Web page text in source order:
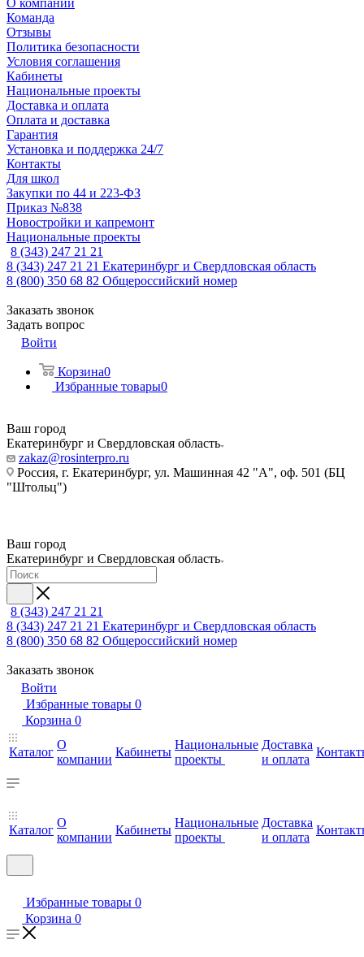
О компании
Команда
Отзывы
Политика безопасности
Условия соглашения
Кабинеты
Национальные проекты
Доставка и оплата
Оплата и доставка
Гарантия
Установка и поддержка 24/7
Контакты
Для школ
Закупки по 44 и 223-ФЗ
Приказ №838
Новостройки и капремонт
Национальные проекты
8 (343) 247 21 21
8 (343) 247 21 21 Екатеринбург и Свердловская область
8 (800) 350 68 82 Общероссийский номер
Заказать звонок
Задать вопрос
Войти
Корзина0
Избранные товары0
Ваш город
Екатеринбург и Свердловская область
zakaz@rosinterpro.ru
Россия, г. Екатеринбург, ул. Машинная 42 "А", оф. 501 (БЦ
"Штольц")
Ваш город
Екатеринбург и Свердловская область
8 (343) 247 21 21
8 (343) 247 21 21 Екатеринбург и Свердловская область
8 (800) 350 68 82 Общероссийский номер
Заказать звонок
Войти
Избранные товары 0
Корзина 0
Каталог
О
компании
Кабинеты
Национальные
проекты
Доставка
и оплата
Каталог
О
компании
Кабинеты
Национальные
проекты
Доставка
и оплата
Избранные товары 0
Корзина 0